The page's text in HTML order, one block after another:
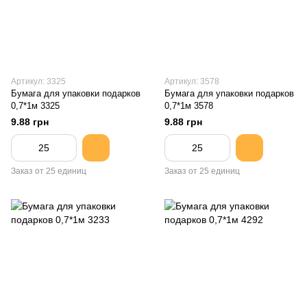
Артикул: 3325
Бумага для упаковки подарков
0,7*1м 3325
9.88 грн
Заказ от 25 единиц
Артикул: 3578
Бумага для упаковки подарков
0,7*1м 3578
9.88 грн
Заказ от 25 единиц